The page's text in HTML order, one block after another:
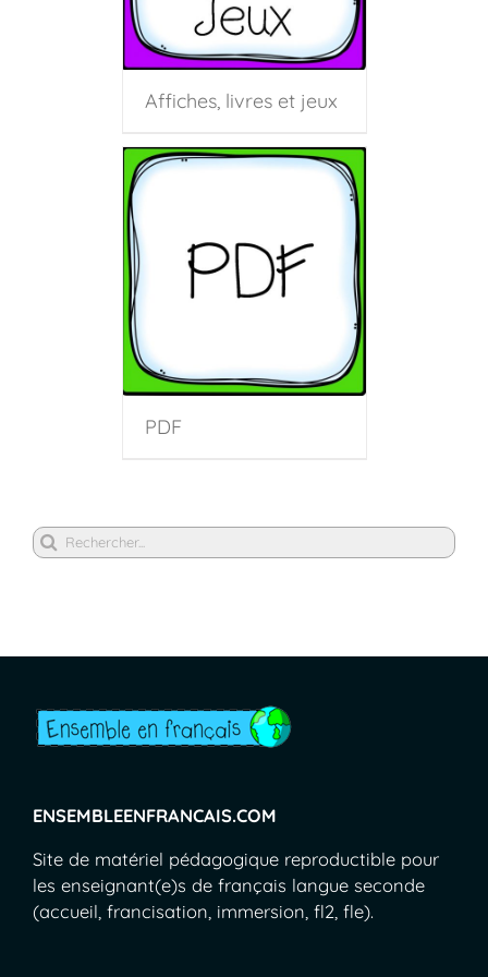
Affiches, livres et jeux
PDF
Rechercher
ENSEMBLEENFRANCAIS.COM
Site de matériel pédagogique reproductible pour
les enseignant(e)s de français langue seconde
(accueil, francisation, immersion, fl2, fle).